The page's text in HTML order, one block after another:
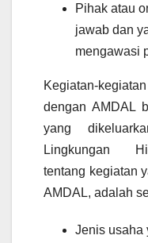
Pihak atau
jawab dan
mengawasi
Kegiatan-
dengan AMDAL
yang
Lingkungan
tentang kegiatan
AMDAL, adalah
Jenis usaha